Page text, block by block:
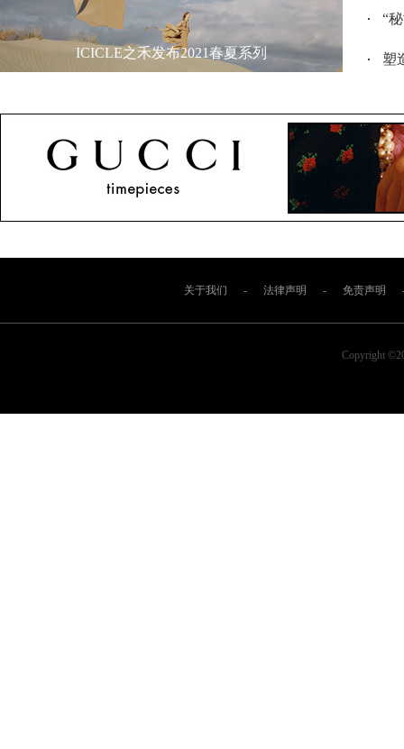
ICICLE之禾发布2021春夏系列
“
塑
关于我们 - 法律声明 - 免责声明
Copyright